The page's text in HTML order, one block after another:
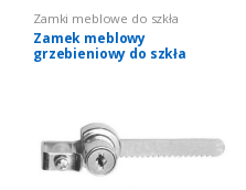
Zamki meblowe do szkła
Zamek meblowy
grzebieniowy do szkła